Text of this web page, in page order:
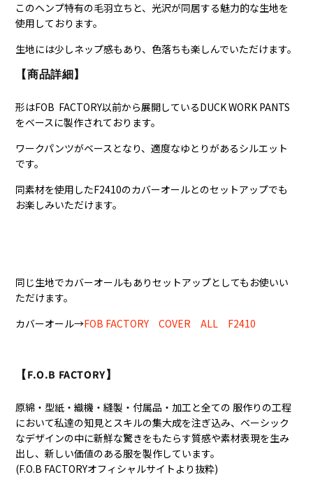
このヘンプ特有の毛羽立ちと、光沢が同居する魅力的な生地を
使用しております。
生地には少しネップ感もあり、色落ちも楽しんでいただけます。
【商品詳細】
形はFOB FACTORY以前から展開しているDUCK WORK PANTS
をベースに製作されております。
ワークパンツがベースとなり、適度なゆとりがあるシルエット
です。
同素材を使用したF2410のカバーオールとのセットアップでも
お楽しみいただけます。
同じ生地でカバーオールもありセットアップとしてもお使いい
ただけます。
カバーオール→FOB FACTORY COVER ALL F2410
【F.O.B FACTORY】
原綿・型紙・織機・縫製・付属品・加工と全ての 服作りの工程
において私達の知見とスキルの集大成を注ぎ込み、ベーシック
なデザインの中に新鮮な驚きをもたらす質感や素材表現を生み
出し、新しい価値のある服を製作しています。
(F.O.B FACTORYオフィシャルサイトより抜粋)